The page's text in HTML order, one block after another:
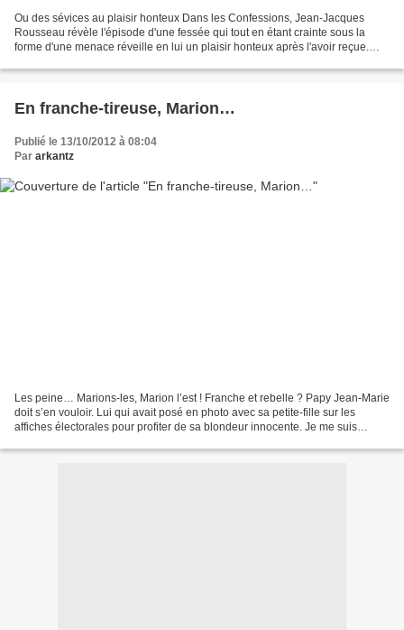
Ou des sévices au plaisir honteux Dans les Confessions, Jean-Jacques
Rousseau révèle l'épisode d'une fessée qui tout en étant crainte sous la
forme d'une menace réveille en lui un plaisir honteux après l'avoir reçue.
En franche-tireuse, Marion…
Publié le 13/10/2012 à 08:04
Par arkantz
Les peine… Marions-les, Marion l’est ! Franche et rebelle ? Papy Jean-Marie
doit s’en vouloir. Lui qui avait posé en photo avec sa petite-fille sur les
affiches électorales pour profiter de sa blondeur innocente. Je me suis